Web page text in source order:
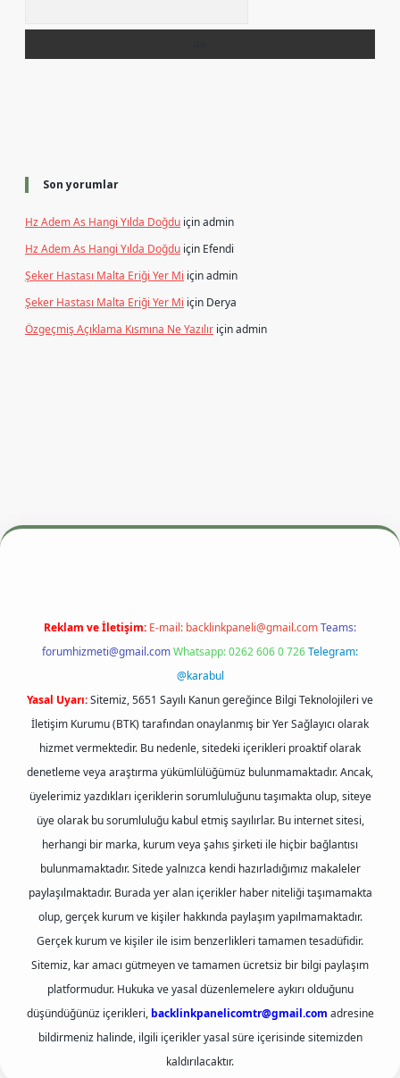
Son yorumlar
Hz Adem As Hangi Yılda Doğdu içinadmin
Hz Adem As Hangi Yılda Doğdu için Efendi
Şeker Hastası Malta Eriği Yer Mi içinadmin
Şeker Hastası Malta Eriği Yer Mi için Derya
Özgeçmiş Açıklama Kısmına Ne Yazılır içinadmin
m elexbet
Reklam ve İletişim: E-mail: backlinkpaneli@gmail.comTeams:
forumhizmeti@gmail.comWhatsapp: 0262 606 0 726Telegram:
@karabul
Yasal Uyarı:Sitemiz, 5651 Sayılı Kanun gereğince Bilgi Teknolojileri ve
İletişim Kurumu (BTK) tarafından onaylanmış bir Yer Sağlayıcı olarak
hizmet vermektedir. Bu nedenle, sitedeki içerikleri proaktif olarak
denetleme veya araştırma yükümlülüğümüz bulunmamaktadır. Ancak,
üyelerimiz yazdıkları içeriklerin sorumluluğunu taşımakta olup, siteye
üye olarak bu sorumluluğu kabul etmiş sayılırlar. Bu internet sitesi,
herhangi bir marka, kurum veya şahıs şirketi ile hiçbir bağlantısı
bulunmamaktadır. Sitede yalnızca kendi hazırladığımız makaleler
paylaşılmaktadır. Burada yer alan içerikler haber niteliği taşımamakta
olup, gerçek kurum ve kişiler hakkında paylaşım yapılmamaktadır.
Gerçek kurum ve kişiler ile isim benzerlikleri tamamen tesadüfidir.
Sitemiz, kar amacı gütmeyen ve tamamen ücretsiz bir bilgi paylaşım
platformudur. Hukuka ve yasal düzenlemelere aykırı olduğunu
düşündüğünüz içerikleri, backlinkpanelicomtr@gmail.com adresine
bildirmeniz halinde, ilgili içerikler yasal süre içerisinde sitemizden
kaldırılacaktır.